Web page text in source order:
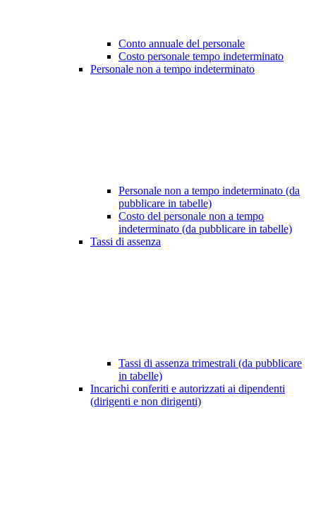
Conto annuale del personale
Costo personale tempo indeterminato
Personale non a tempo indeterminato
Personale non a tempo indeterminato (da
pubblicare in tabelle)
Costo del personale non a tempo
indeterminato (da pubblicare in tabelle)
Tassi di assenza
Tassi di assenza trimestrali (da pubblicare
in tabelle)
Incarichi conferiti e autorizzati ai dipendenti
(dirigenti e non dirigenti)